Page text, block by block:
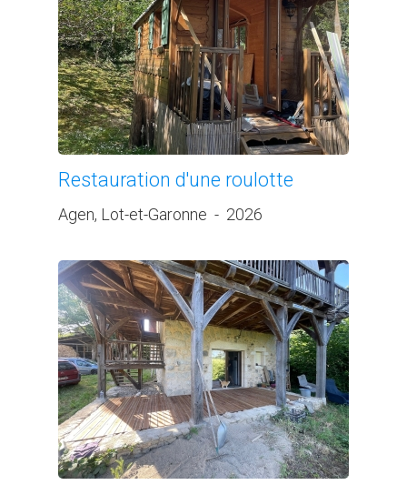
Restauration d'une roulotte
Agen, Lot-et-Garonne - 2026